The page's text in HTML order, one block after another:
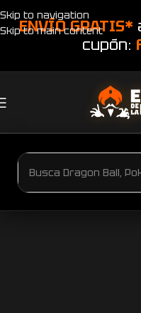
Skip to navigation
Skip to main content
ENVÍO GRATIS*
cupón: